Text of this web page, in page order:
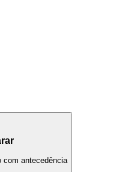
com antecedência